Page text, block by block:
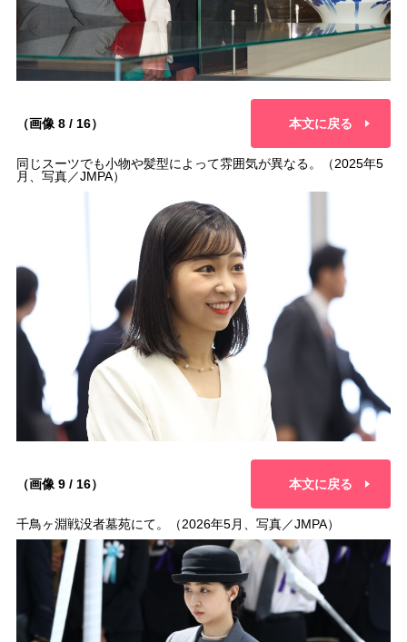
（画像 8 / 16） 本文に戻る
同じスーツでも小物や髪型によって雰囲気が異なる。（2025年5
月、写真／JMPA）
（画像 9 / 16） 本文に戻る
千鳥ヶ淵戦没者墓苑にて。（2026年5月、写真／JMPA）